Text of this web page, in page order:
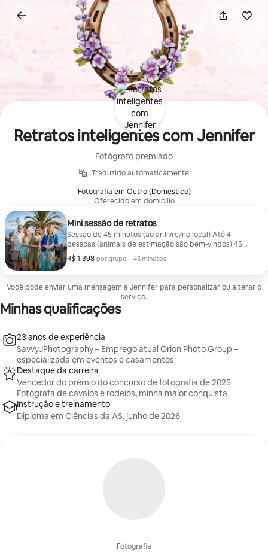
Retratos inteligentes com Jennifer
Fotógrafo premiado
Traduzido automaticamente
Fotografia em Outro (Doméstico)
Oferecido em domicílio
Mini sessão de retratos
Sessão de 45 minutos (ao ar livre/no local) Até 4
pessoas (animais de estimação são bem-vindos) 45
fotos entregues Galeria online / Downloads e compras
no site
R$ 1.398 por grupo
R$ 1.398 por grupo
, · 45 minutos
Você pode enviar uma mensagem a Jennifer para personalizar ou alterar o
serviço.
Minhas qualificações
Fotografia
23 anos de experiência
SavvyJPhotography – Emprego atual Orion Photo Group –
especializada em eventos e casamentos
Destaque da carreira
Vencedor do prêmio do concurso de fotografia de 2025
Fotógrafa de cavalos e rodeios, minha maior conquista
Instrução e treinamento
Diploma em Ciências da AS, junho de 2026